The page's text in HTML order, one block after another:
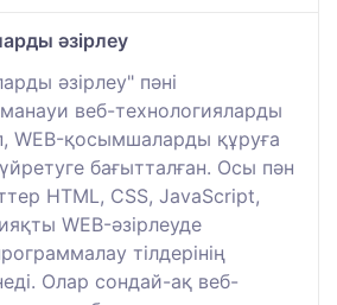
әзірлеу
әзірлеу" пәні
веб-технологияларды
WEB-қосымшаларды құруға
бағытталған. Осы пән
HTML, CSS, JavaScript,
WEB-әзірлеуде
тілдерінің
Олар сондай-ақ веб-